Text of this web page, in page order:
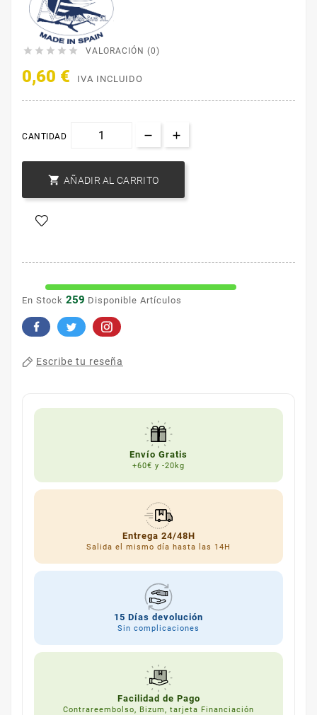
     VALORACIÓN (0)
0,60 € IVA INCLUIDO
CANTIDAD
 AÑADIR AL CARRITO
En Stock 259 Disponible Artículos
Escribe tu reseña
Envío Gratis
+60€ y -20kg
Entrega 24/48H
Salida el mismo día hasta las 14H
15 Días devolución
Sin complicaciones
Facilidad de Pago
Contrareembolso, Bizum, tarjeta Financiación